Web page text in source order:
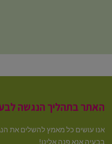
האתר בתהליך הנגשה
אנו עושים כל מאמץ להשלים את
בבעיה אנא פנה אלינו!